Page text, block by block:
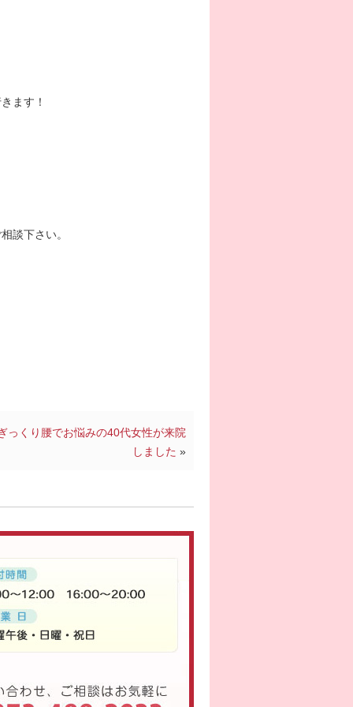
ます！
談下さい。
っくり腰でお悩みの40代女性が来院
しました »